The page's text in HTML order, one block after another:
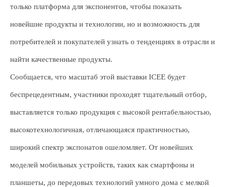
только платформа для экспонентов, чтобы показать
новейшие продукты и технологии, но и возможность для
потребителей и покупателей узнать о тенденциях в отрасли и
найти качественные продукты.
Сообщается, что масштаб этой выставки ICEE будет
беспрецедентным, участники проходят тщательный отбор,
выставляется только продукция с высокой рентабельностью,
высокотехнологичная, отличающаяся практичностью,
широкий спектр экспонатов ошеломляет. От новейших
моделей мобильных устройств, таких как смартфоны и
планшеты, до передовых технологий умного дома с мелкой